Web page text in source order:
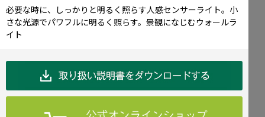
受付時間 / 9:00-17:00（土日祝休み）
必要な時に、しっかりと明るく照らす人感センサーライト。小
さな光源でパワフルに明るく照らす。景観になじむウォールラ
イト